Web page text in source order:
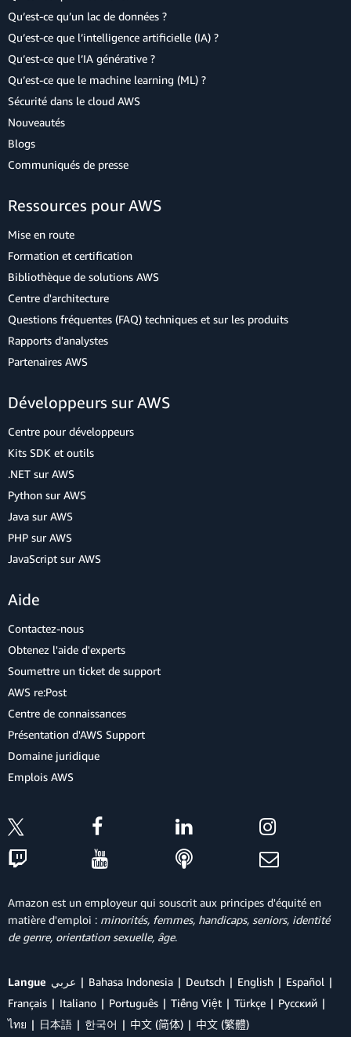
Qu’est-ce qu’un lac de données ?
Qu’est-ce que l’intelligence artificielle (IA) ?
Qu’est-ce que l’IA générative ?
Qu’est-ce que le machine learning (ML) ?
Sécurité dans le cloud AWS
Nouveautés
Blogs
Communiqués de presse
Ressources pour AWS
Mise en route
Formation et certification
Bibliothèque de solutions AWS
Centre d'architecture
Questions fréquentes (FAQ) techniques et sur les produits
Rapports d'analystes
Partenaires AWS
Développeurs sur AWS
Centre pour développeurs
Kits SDK et outils
.NET sur AWS
Python sur AWS
Java sur AWS
PHP sur AWS
JavaScript sur AWS
Aide
Contactez-nous
Obtenez l'aide d'experts
Soumettre un ticket de support
AWS re:Post
Centre de connaissances
Présentation d'AWS Support
Domaine juridique
Emplois AWS
Amazon est un employeur qui souscrit aux principes d'équité en
matière d'emploi : minorités, femmes, handicaps, seniors, identité
de genre, orientation sexuelle, âge.
Langue عربي Bahasa Indonesia Deutsch English
Español
Français
Italiano Português Tiếng Việt Türkçe
Ρусский
ไทย
日本語 한국어 中文 (简体) 中文 (繁體)